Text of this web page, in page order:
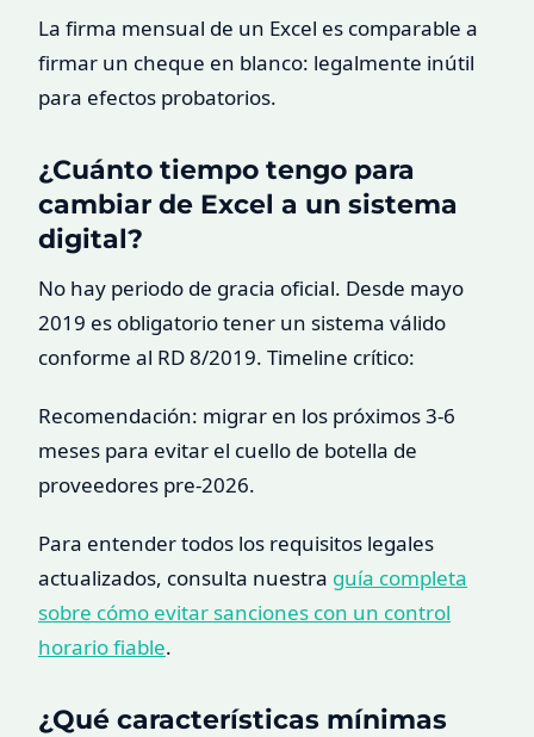
La firma mensual de un Excel es comparable a
firmar un cheque en blanco: legalmente inútil
para efectos probatorios.
¿Cuánto tiempo tengo para
cambiar de Excel a un sistema
digital?
No hay periodo de gracia oficial. Desde mayo
2019 es obligatorio tener un sistema válido
conforme al RD 8/2019. Timeline crítico:
Recomendación: migrar en los próximos 3-6
meses para evitar el cuello de botella de
proveedores pre-2026.
Para entender todos los requisitos legales
actualizados, consulta nuestra guía completa
sobre cómo evitar sanciones con un control
horario fiable.
¿Qué características mínimas